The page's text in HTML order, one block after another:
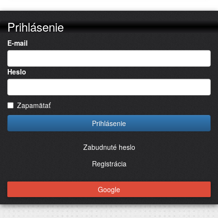
Prihlásenie
E-mail
Heslo
Zapamätať
Prihlásenie
Zabudnuté heslo
Registrácia
Google